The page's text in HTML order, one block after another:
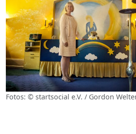
Fotos: © startsocial e.V. / Gordon